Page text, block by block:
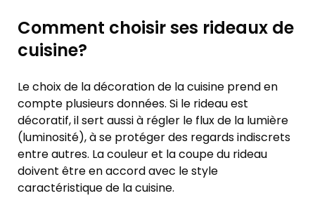
Comment choisir ses rideaux de
cuisine?
Le choix de la décoration de la cuisine prend en
compte plusieurs données. Si le rideau est
décoratif, il sert aussi à régler le flux de la lumière
(luminosité), à se protéger des regards indiscrets
entre autres. La couleur et la coupe du rideau
doivent être en accord avec le style
caractéristique de la cuisine.